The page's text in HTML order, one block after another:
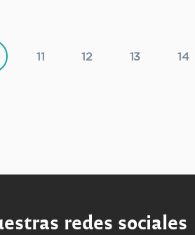
11 12 13 14
redes sociales